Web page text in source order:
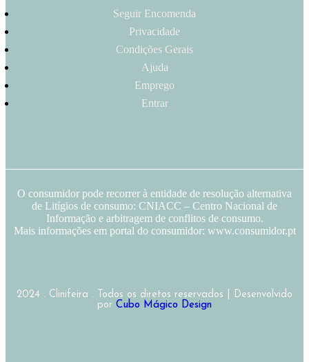
Seguir Encomenda
Privacidade
Condições Gerais
Ajuda
Emprego
Entrar
O consumidor pode recorrer à entidade de resolução alternativa
de Litígios de consumo: CNIACC – Centro Nacional de
Informação e arbitragem de conflitos de consumo.
Mais informações em portal do consumidor: www.consumidor.pt
2024 . Clinifeira . Todos os diretos reservados | Desenvolvido
por Cubo Mágico Design